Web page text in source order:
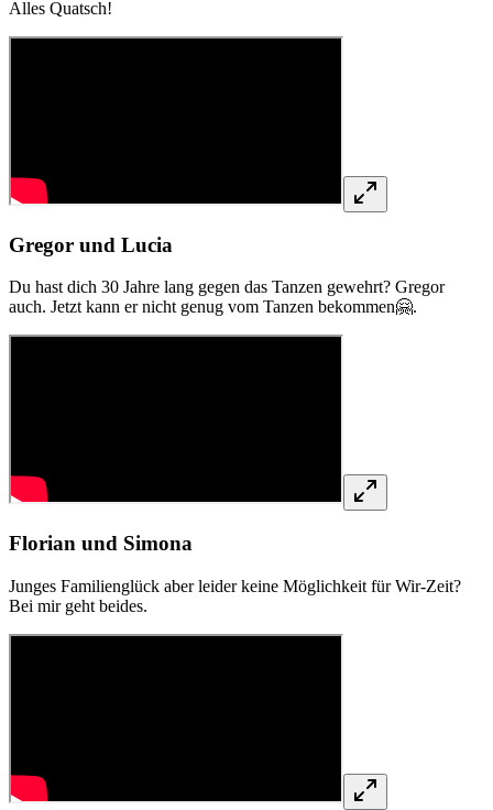
Alles Quatsch!
Gregor und Lucia
Du hast dich 30 Jahre lang gegen das Tanzen gewehrt? Gregor
auch. Jetzt kann er nicht genug vom Tanzen bekommen🤗.
Florian und Simona
Junges Familienglück aber leider keine Möglichkeit für Wir-Zeit?
Bei mir geht beides.